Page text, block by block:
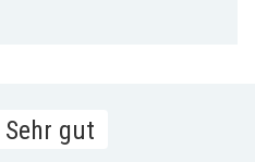
Sehr gut